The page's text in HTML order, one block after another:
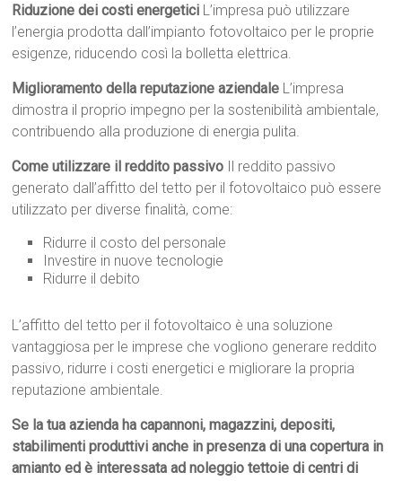
Riduzione dei costi energetici L’impresa può utilizzare
l’energia prodotta dall’impianto fotovoltaico per le proprie
esigenze, riducendo così la bolletta elettrica.
Miglioramento della reputazione aziendale L’impresa
dimostra il proprio impegno per la sostenibilità ambientale,
contribuendo alla produzione di energia pulita.
Come utilizzare il reddito passivo Il reddito passivo
generato dall’affitto del tetto per il fotovoltaico può essere
utilizzato per diverse finalità, come:
Ridurre il costo del personale
Investire in nuove tecnologie
Ridurre il debito
L’affitto del tetto per il fotovoltaico è una soluzione
vantaggiosa per le imprese che vogliono generare reddito
passivo, ridurre i costi energetici e migliorare la propria
reputazione ambientale.
Se la tua azienda ha capannoni, magazzini, depositi,
stabilimenti produttivi anche in presenza di una copertura in
amianto ed è interessata ad noleggio tettoie di centri di